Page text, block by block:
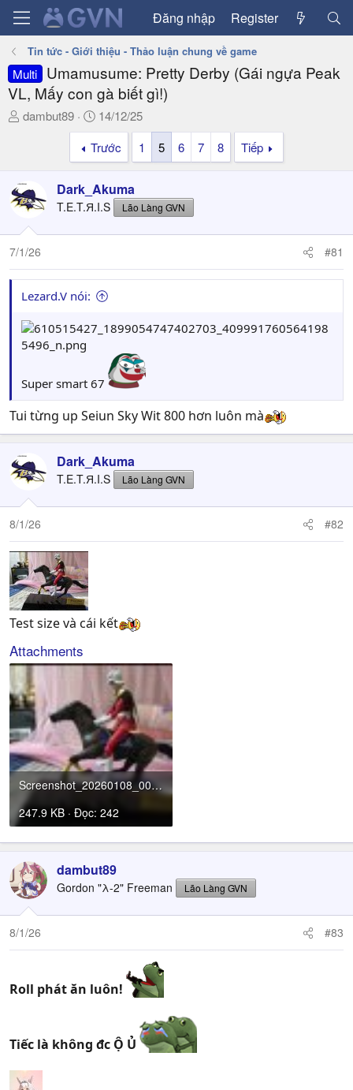
Đăng nhập Register
Tin tức - Giới thiệu - Thảo luận chung về game
Multi
Umamusume: Pretty Derby (Gái ngựa Peak
VL, Mấy con gà biết gì!)
T
a
d
s
t
a
t
e
dambut89
N
g
à
y
g
ử
i
14/12/25
Trước
1 5 6 7 8 Tiếp
Dark_Akuma
T.E.T.Я.I.S Lão Làng GVN
7/1/26 #81
Lezard.V nói:
Super smart 67
Tui từng up Seiun Sky Wit 800 hơn luôn mà
Dark_Akuma
T.E.T.Я.I.S Lão Làng GVN
8/1/26 #82
Test size và cái kết
Attachments
Screenshot_20260108_000748_Gallery.jpg
247.9 KB · Đọc: 242
dambut89
Gordon "λ-2" Freeman Lão Làng GVN
8/1/26 #83
Roll phát ăn luôn!
Tiếc là không đc Ộ Ủ